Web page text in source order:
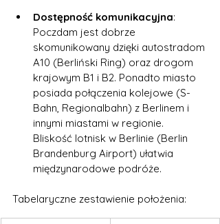
Dostępność komunikacyjna:
Poczdam jest dobrze
skomunikowany dzięki autostradom
A10 (Berliński Ring) oraz drogom
krajowym B1 i B2. Ponadto miasto
posiada połączenia kolejowe (S-
Bahn, Regionalbahn) z Berlinem i
innymi miastami w regionie.
Bliskość lotnisk w Berlinie (Berlin
Brandenburg Airport) ułatwia
międzynarodowe podróże.
Tabelaryczne zestawienie położenia: